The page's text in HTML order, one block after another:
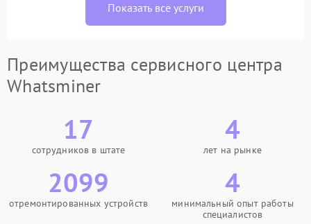
Показать все услуги
Преимущества сервисного центра
Whatsminer
17
сотрудников в штате
4
лет на рынке
2099
отремонтированных устройств
4
минимальный опыт работы
специалистов